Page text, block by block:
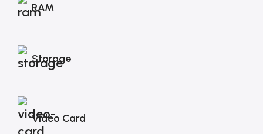
RAM
Storage
Video Card